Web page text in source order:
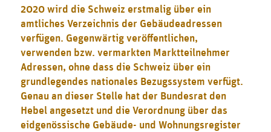
2020 wird die Schweiz erstmalig über ein
amtliches Verzeichnis der Gebäudeadressen
verfügen. Gegenwärtig veröffentlichen,
verwenden bzw. vermarkten Marktteilnehmer
Adressen, ohne dass die Schweiz über ein
grundlegendes nationales Bezugssystem verfügt.
Genau an dieser Stelle hat der Bundesrat den
Hebel angesetzt und die Verordnung über das
eidgenössische Gebäude- und Wohnungsregister